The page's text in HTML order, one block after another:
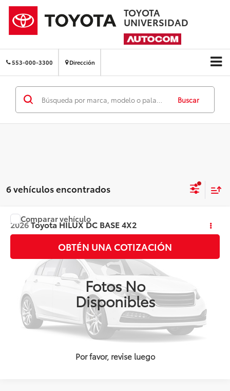
TOYOTA
UNIVERSIDAD
553-000-3300 Dirección
Buscar
6 vehículos encontrados
Fotos No
Disponibles
Por favor, revise luego
2026Toyota HILUX DC BASE 4X2
Disponible
Precio: Llámanos para Obtener el Precio
OBTÉN UNA COTIZACIÓN
Comparar vehículo